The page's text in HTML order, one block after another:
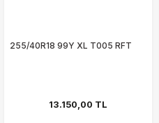
255/40R18 99Y XL T005 RFT
13.150,00 TL